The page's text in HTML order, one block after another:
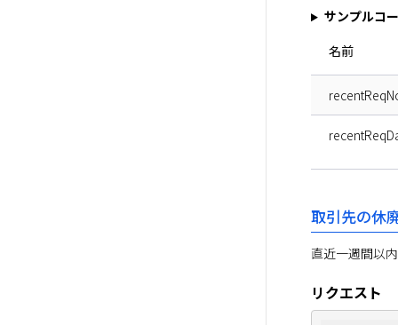
サンプルコ
名前
取引先の休
直近一週間以
リクエスト